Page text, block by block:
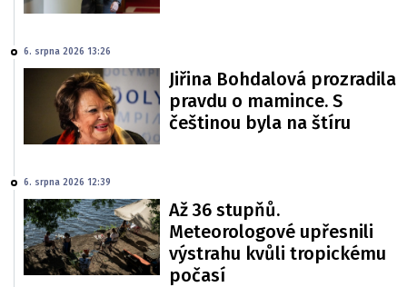
6. srpna 2026 13:26
Jiřina Bohdalová prozradila
pravdu o mamince. S
češtinou byla na štíru
6. srpna 2026 12:39
Až 36 stupňů.
Meteorologové upřesnili
výstrahu kvůli tropickému
počasí